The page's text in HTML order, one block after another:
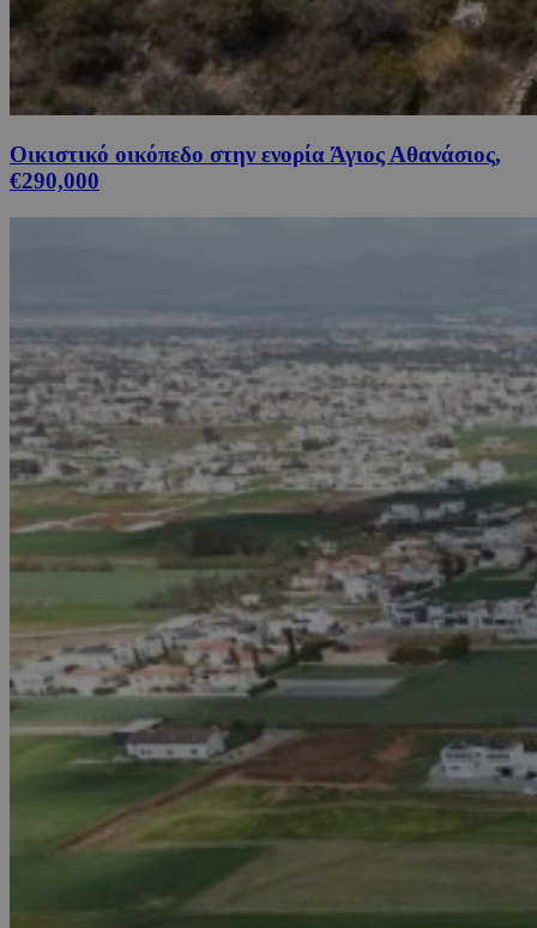
Οικιστικό οικόπεδο στην ενορία Άγιος Αθανάσιος,
€290,000